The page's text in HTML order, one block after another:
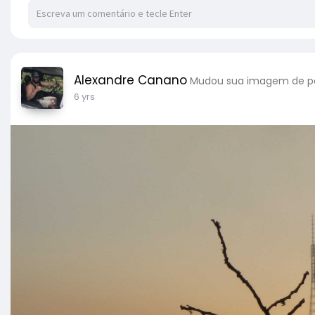
Alexandre Canano Mudou sua imagem de
6 yrs